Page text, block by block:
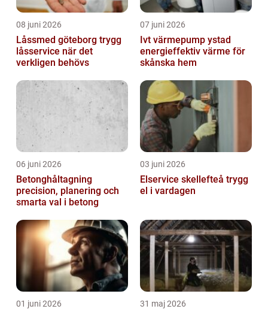
08 juni 2026
Låssmed göteborg trygg
låsservice när det
verkligen behövs
07 juni 2026
Ivt värmepump ystad
energieffektiv värme för
skånska hem
06 juni 2026
Betonghåltagning
precision, planering och
smarta val i betong
03 juni 2026
Elservice skellefteå trygg
el i vardagen
01 juni 2026 31 maj 2026